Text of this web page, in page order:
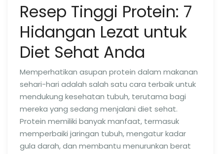
Resep Tinggi Protein: 7
Hidangan Lezat untuk
Diet Sehat Anda
Memperhatikan asupan protein dalam makanan
sehari-hari adalah salah satu cara terbaik untuk
mendukung kesehatan tubuh, terutama bagi
mereka yang sedang menjalani diet sehat.
Protein memiliki banyak manfaat, termasuk
memperbaiki jaringan tubuh, mengatur kadar
gula darah, dan membantu menurunkan berat